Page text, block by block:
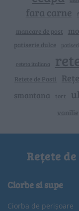
fara carne
mancare de post
patiserie dulce
reteta italiana
Retete de Pasti
smantana tort
vanilie
Rețete
Ciorbe si supe
Ciorba de perișoare